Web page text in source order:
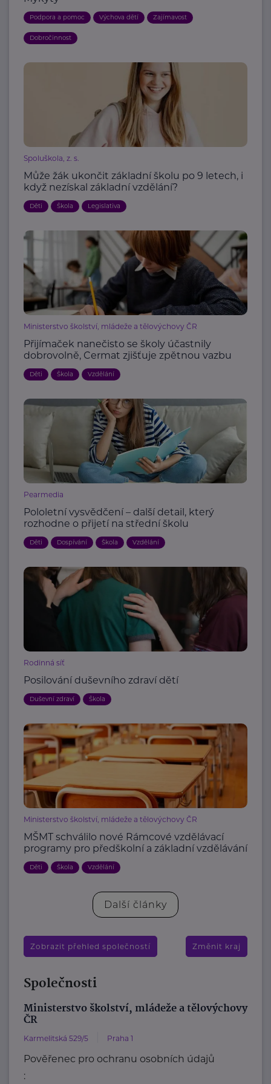
Podpora a pomoc Výchova dětí Zajímavost
Dobročinnost
Spoluškola, z. s.
Může žák ukončit základní školu po 9 letech, i
když nezískal základní vzdělání?
Děti Škola Legislativa
Ministerstvo školství, mládeže a tělovýchovy ČR
Přijímaček nanečisto se školy účastnily
dobrovolně, Cermat zjišťuje zpětnou vazbu
Děti Škola Vzdělání
Pearmedia
Pololetní vysvědčení – další detail, který
rozhodne o přijetí na střední školu
Děti Dospívání Škola Vzdělání
Rodinná síť
Posilování duševního zdraví dětí
Duševní zdraví Škola
Ministerstvo školství, mládeže a tělovýchovy ČR
MŠMT schválilo nové Rámcové vzdělávací
programy pro předškolní a základní vzdělávání
Děti Škola Vzdělání
Další články
Zobrazit přehled společností Změnit kraj
Společnosti
Ministerstvo školství, mládeže a tělovýchovy
ČR
Karmelitská 529/5 Praha 1
Pověřenec pro ochranu osobních údajů
: